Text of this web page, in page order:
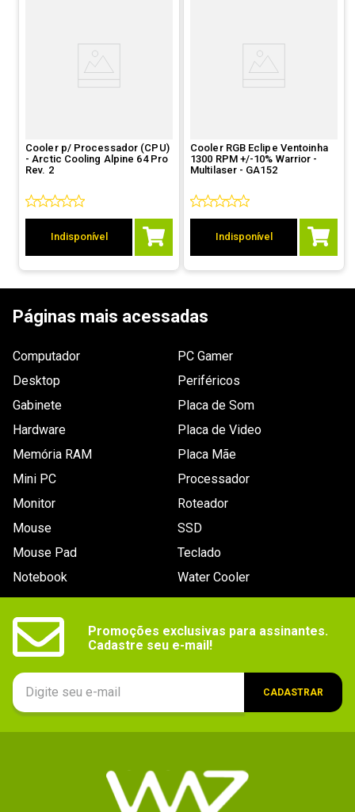
Cooler p/ Processador (CPU)
- Arctic Cooling Alpine 64 Pro
Rev. 2
Indisponível
Cooler RGB Eclipe Ventoinha
1300 RPM +/-10% Warrior -
Multilaser - GA152
Indisponível
Páginas mais acessadas
Computador
Desktop
Gabinete
Hardware
Memória RAM
Mini PC
Monitor
Mouse
Mouse Pad
Notebook
PC Gamer
Periféricos
Placa de Som
Placa de Video
Placa Mãe
Processador
Roteador
SSD
Teclado
Water Cooler
Promoções exclusivas para assinantes.
Cadastre seu e-mail!
CADASTRAR